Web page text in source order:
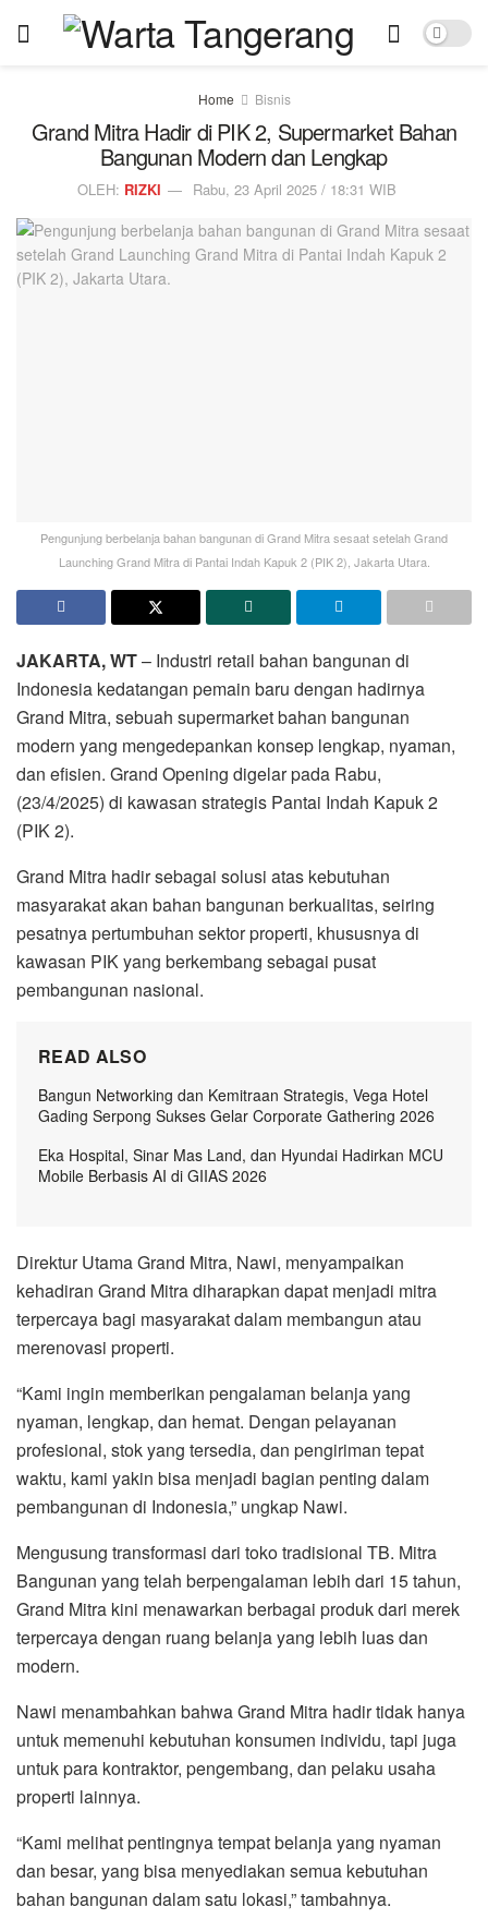
Home Bisnis
Grand Mitra Hadir di PIK 2, Supermarket Bahan
Bangunan Modern dan Lengkap
OLEH: RIZKI Rabu, 23 April 2025 / 18:31 WIB
Pengunjung berbelanja bahan bangunan di Grand Mitra sesaat setelah Grand
Launching Grand Mitra di Pantai Indah Kapuk 2 (PIK 2), Jakarta Utara.
JAKARTA, WT– Industri retail bahan bangunan di
Indonesia kedatangan pemain baru dengan hadirnya
Grand Mitra, sebuah supermarket bahan bangunan
modern yang mengedepankan konsep lengkap, nyaman,
dan efisien. Grand Opening digelar pada Rabu,
(23/4/2025) di kawasan strategis Pantai Indah Kapuk 2
(PIK 2).
Grand Mitra hadir sebagai solusi atas kebutuhan
masyarakat akan bahan bangunan berkualitas, seiring
pesatnya pertumbuhan sektor properti, khususnya di
kawasan PIK yang berkembang sebagai pusat
pembangunan nasional.
READ ALSO
Bangun Networking dan Kemitraan Strategis, Vega Hotel
Gading Serpong Sukses Gelar Corporate Gathering 2026
Eka Hospital, Sinar Mas Land, dan Hyundai Hadirkan MCU
Mobile Berbasis AI di GIIAS 2026
Direktur Utama Grand Mitra, Nawi, menyampaikan
kehadiran Grand Mitra diharapkan dapat menjadi mitra
terpercaya bagi masyarakat dalam membangun atau
merenovasi properti.
“Kami ingin memberikan pengalaman belanja yang
nyaman, lengkap, dan hemat. Dengan pelayanan
profesional, stok yang tersedia, dan pengiriman tepat
waktu, kami yakin bisa menjadi bagian penting dalam
pembangunan di Indonesia,” ungkap Nawi.
Mengusung transformasi dari toko tradisional TB. Mitra
Bangunan yang telah berpengalaman lebih dari 15 tahun,
Grand Mitra kini menawarkan berbagai produk dari merek
terpercaya dengan ruang belanja yang lebih luas dan
modern.
Nawi menambahkan bahwa Grand Mitra hadir tidak hanya
untuk memenuhi kebutuhan konsumen individu, tapi juga
untuk para kontraktor, pengembang, dan pelaku usaha
properti lainnya.
“Kami melihat pentingnya tempat belanja yang nyaman
dan besar, yang bisa menyediakan semua kebutuhan
bahan bangunan dalam satu lokasi,” tambahnya.